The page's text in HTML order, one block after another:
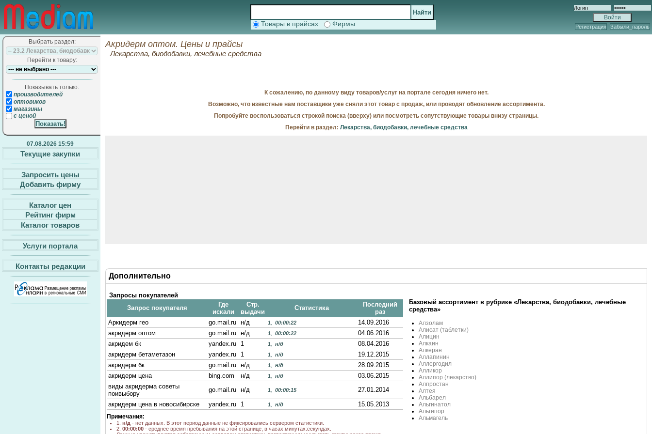
Товары в прайсах Фирмы Регистрация Забыли_пароль
Выбрать раздел:
Перейти к товару:
Показывать только:
производителей
оптовиков
магазины
с ценой
07.08.2026 15:59
Текущие закупки
Запросить цены
Добавить фирму
Каталог цен
Рейтинг фирм
Каталог товаров
Услуги портала
Контакты редакции
Акридерм оптом. Цены и прайсы
Лекарства, биодобавки, лечебные средства
К сожалению, по данному виду товаров/услуг на портале сегодня ничего нет.
Возможно, что известные нам поставщики уже сняли этот товар с продаж, или проводят обновление ассортимента.
Попробуйте воспользоваться строкой поиска (вверху) или посмотреть сопутствующие товары внизу страницы.
Перейти в раздел: Лекарства, биодобавки, лечебные средства
Дополнительно
Запросы покупателей
Запрос покупателя
Где
искали
Стр.
выдачи
Статистика
Последний
раз
Аркидерм гео
go.mail.ru н/д 1 00:00:22
14.09.2016
акридерм оптом
go.mail.ru н/д 1 00:00:22
04.06.2016
акридем бк
yandex.ru 1 1 н/д
08.04.2016
акридерм бетаметазон
yandex.ru 1 1 н/д
19.12.2015
акридерм бк
go.mail.ru н/д 1 н/д
28.09.2015
акридерм цена
bing.com н/д 1 н/д
03.06.2015
виды акридерма советы
поивыбору
go.mail.ru н/д 1 00:00:15
27.01.2014
акридерм цена в новосибирске
yandex.ru 1 1 н/д 15.05.2013
Примечания:
1. н/д - нет данных. В этот период данные не фиксировались сервером статистики.
2. 00:00:00 - среднее время пребывания на этой странице, в часах:минутах:секундах.
Базовый ассортимент в рубрике «Лекарства, биодобавки, лечебные
средства»
Алзолам
Алисат (таблетки)
Алицин
Алкаин
Алкеран
Аллапинин
Аллергодил
Алликор
Аллипор (лекарство)
Алпростан
Алтея
Альбарел
Альгинатол
Альгипор
Альмагель